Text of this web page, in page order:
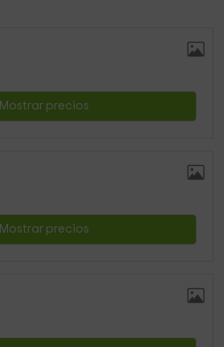
Mostrar precios
Mostrar precios